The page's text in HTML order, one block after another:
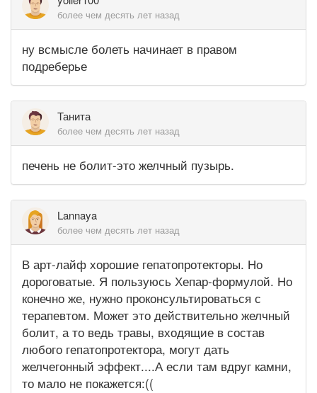
более чем десять лет назад
ну всмысле болеть начинает в правом
подреберье
Танита
более чем десять лет назад
печень не болит-это желчный пузырь.
Lannaya
более чем десять лет назад
В арт-лайф хорошие гепатопротекторы. Но
дороговатые. Я пользуюсь Хепар-формулой. Но
конечно же, нужно проконсультироваться с
терапевтом. Может это действительно желчный
болит, а то ведь травы, входящие в состав
любого гепатопротектора, могут дать
желчегонный эффект....А если там вдруг камни,
то мало не покажется:((